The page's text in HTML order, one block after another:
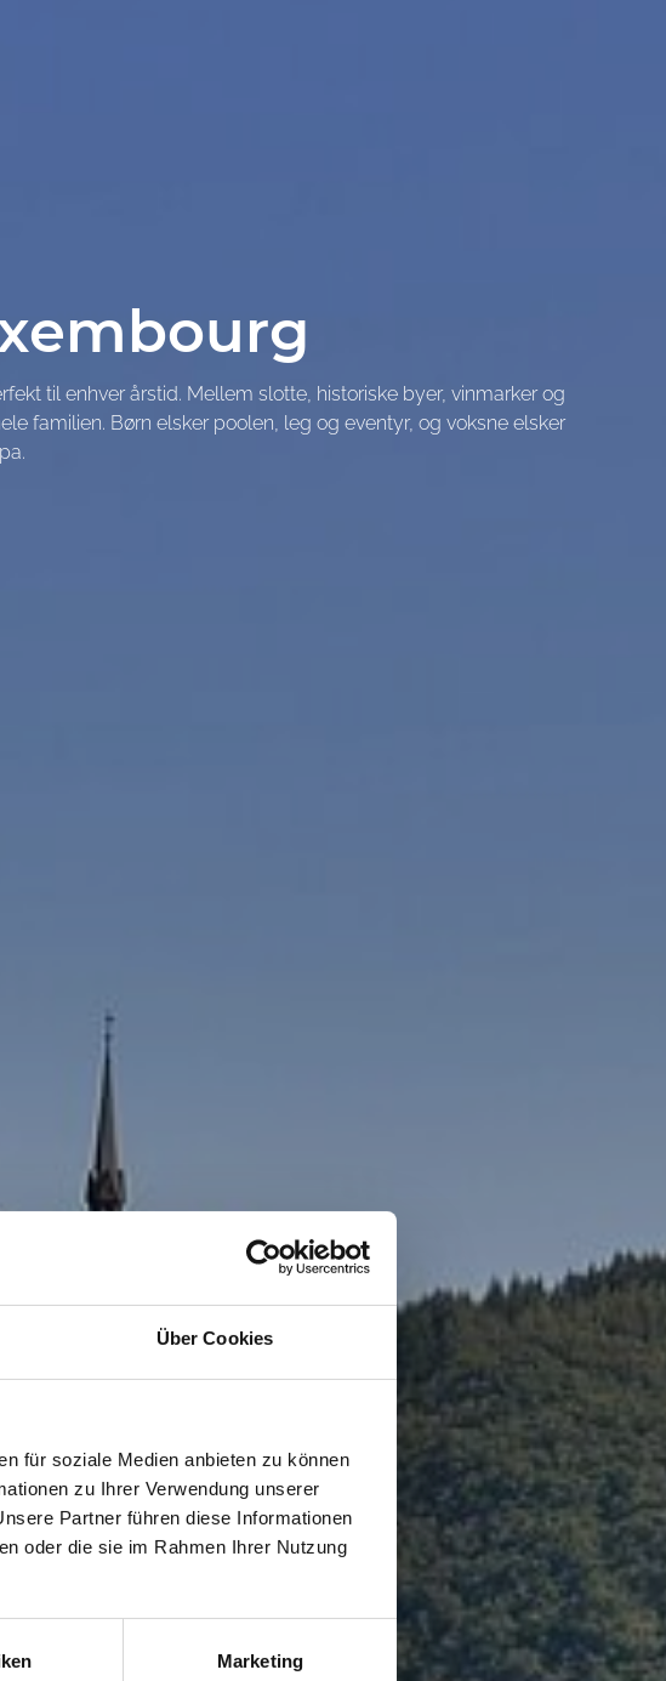
Über Cookies
für soziale Medien anbieten zu können
zu Ihrer Verwendung unserer
Partner führen diese Informationen
oder die sie im Rahmen Ihrer Nutzung
Marketing
til enhver årstid. Mellem slotte, historiske byer, vinmarker og
familien. Børn elsker poolen, leg og eventyr, og voksne elsker